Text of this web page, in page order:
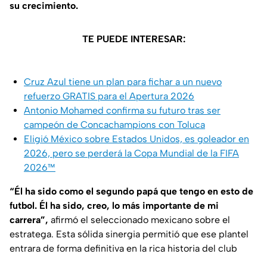
su crecimiento.
TE PUEDE INTERESAR:
Cruz Azul tiene un plan para fichar a un nuevo
refuerzo GRATIS para el Apertura 2026
Antonio Mohamed confirma su futuro tras ser
campeón de Concachampions con Toluca
Eligió México sobre Estados Unidos, es goleador en
2026, pero se perderá la Copa Mundial de la FIFA
2026™
“Él ha sido como el segundo papá que tengo en esto de
futbol. Él ha sido, creo, lo más importante de mi
carrera”, afirmó el seleccionado mexicano sobre el
estratega. Esta sólida sinergia permitió que ese plantel
entrara de forma definitiva en la rica historia del club